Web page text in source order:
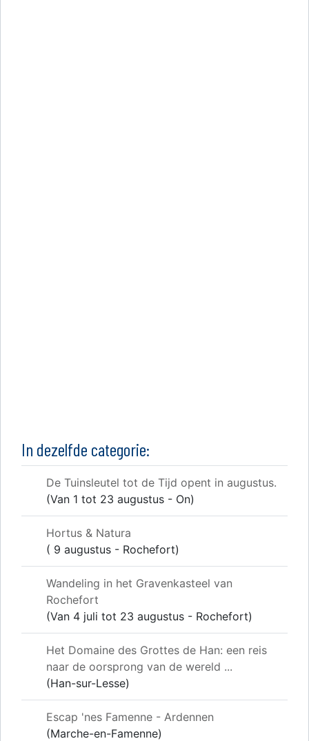
In dezelfde categorie:
De Tuinsleutel tot de Tijd opent in augustus.
(Van 1 tot 23 augustus - On)
Hortus & Natura
( 9 augustus - Rochefort)
Wandeling in het Gravenkasteel van
Rochefort
(Van 4 juli tot 23 augustus - Rochefort)
Het Domaine des Grottes de Han: een reis
naar de oorsprong van de wereld ...
(Han-sur-Lesse)
Escap 'nes Famenne - Ardennen
(Marche-en-Famenne)